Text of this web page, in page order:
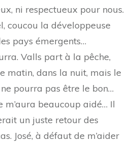
ni respectueux pour nous.
coucou la développeuse
pays émergents…
Valls part à la pêche,
matin, dans la nuit, mais le
pourra pas être le bon…
m’aura beaucoup aidé… Il
un juste retour des
José, à défaut de m’aider